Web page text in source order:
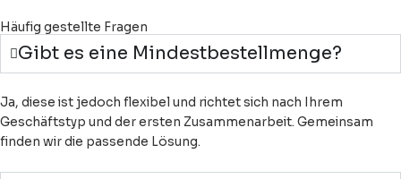
Häufig gestellte Fragen
Gibt es eine Mindestbestellmenge?
Ja, diese ist jedoch flexibel und richtet sich nach Ihrem
Geschäftstyp und der ersten Zusammenarbeit. Gemeinsam
finden wir die passende Lösung.